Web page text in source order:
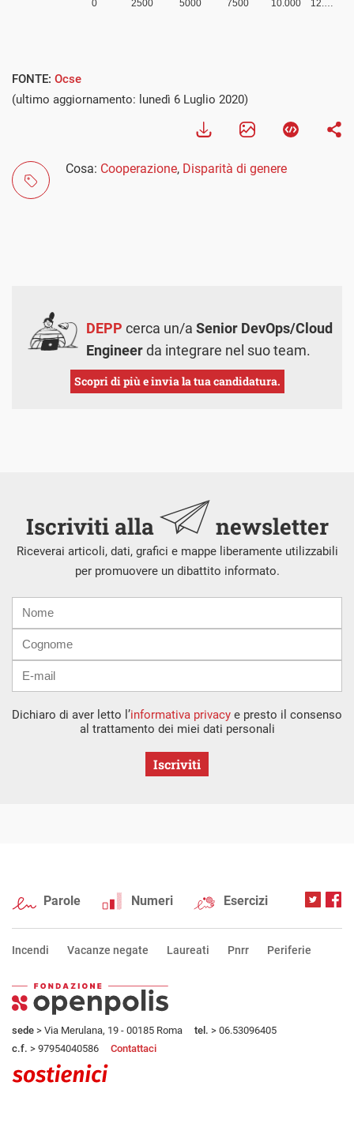
FONTE: Ocse
(ultimo aggiornamento: lunedì 6 Luglio 2020)
Cosa: Cooperazione, Disparità di genere
DEPP cerca un/a Senior DevOps/Cloud
Engineerda integrare nel suo team.
Scopri di più e invia la tua candidatura.
Iscriviti alla newsletter
Riceverai articoli, dati, grafici e mappe liberamente utilizzabili
per promuovere un dibattito informato.
mail
Dichiaro di aver letto l’informativa privacy e presto il consenso
al trattamento dei miei dati personali
Iscriviti
Parole Numeri Esercizi
Incendi Vacanze negate Laureati Pnrr Periferie
sede > Via Merulana, 19 - 00185 Roma tel. > 06.53096405
c.f. > 97954040586 Contattaci